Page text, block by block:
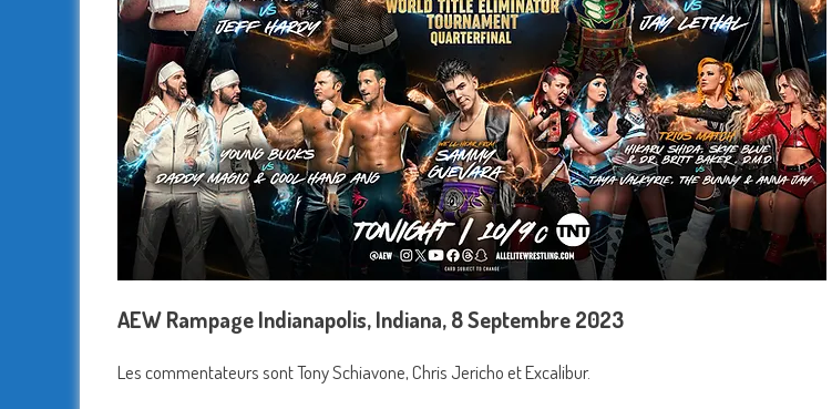
AEW Rampage Indianapolis, Indiana, 8 Septembre 2023
Les commentateurs sont Tony Schiavone, Chris Jericho et Excalibur.